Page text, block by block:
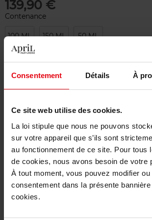
Consentement Détails À
Ce site web utilise des cookies.
La loi stipule que nous ne pouvons
sur votre appareil que s’ils sont
au fonctionnement de ce site. Pour tous
de cookies, nous avons besoin de votre
À tout moment, vous pouvez modifier
consentement dans la présente
cookies.
139,90 €
Contenance
100 ML 150 ML 50 ML
Merci de sélectionner les caractéristiques
Livraison gratuite à partir de 50€
Retour gratuit dans votre magasin
Description